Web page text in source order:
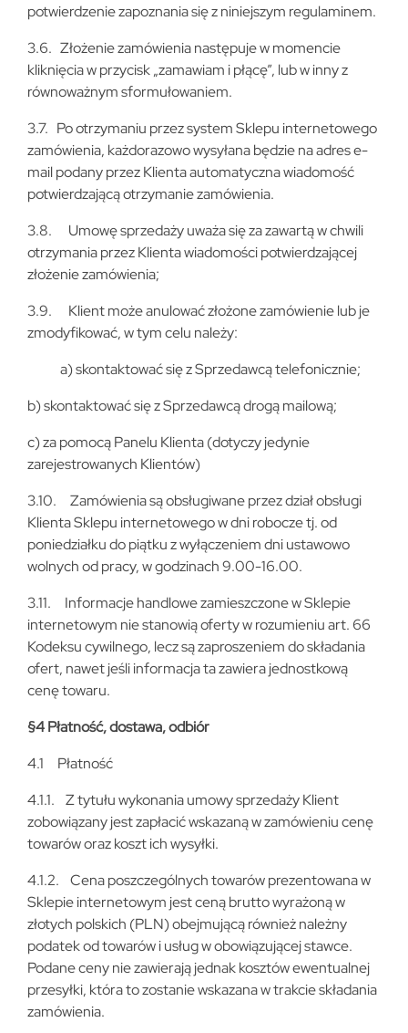
potwierdzenie zapoznania się z niniejszym regulaminem.
3.6. Złożenie zamówienia następuje w momencie
kliknięcia w przycisk „zamawiam i płącę”, lub w inny z
równoważnym sformułowaniem.
3.7. Po otrzymaniu przez system Sklepu internetowego
zamówienia, każdorazowo wysyłana będzie na adres e-
mail podany przez Klienta automatyczna wiadomość
potwierdzającą otrzymanie zamówienia.
3.8. Umowę sprzedaży uważa się za zawartą w chwili
otrzymania przez Klienta wiadomości potwierdzającej
złożenie zamówienia;
3.9. Klient może anulować złożone zamówienie lub je
zmodyfikować, w tym celu należy:
a) skontaktować się z Sprzedawcą telefonicznie;
b) skontaktować się z Sprzedawcą drogą mailową;
c) za pomocą Panelu Klienta (dotyczy jedynie
zarejestrowanych Klientów)
3.10. Zamówienia są obsługiwane przez dział obsługi
Klienta Sklepu internetowego w dni robocze tj. od
poniedziałku do piątku z wyłączeniem dni ustawowo
wolnych od pracy, w godzinach 9.00-16.00.
3.11. Informacje handlowe zamieszczone w Sklepie
internetowym nie stanowią oferty w rozumieniu art. 66
Kodeksu cywilnego, lecz są zaproszeniem do składania
ofert, nawet jeśli informacja ta zawiera jednostkową
cenę towaru.
§4 Płatność, dostawa, odbiór
4.1 Płatność
4.1.1. Z tytułu wykonania umowy sprzedaży Klient
zobowiązany jest zapłacić wskazaną w zamówieniu cenę
towarów oraz koszt ich wysyłki.
4.1.2. Cena poszczególnych towarów prezentowana w
Sklepie internetowym jest ceną brutto wyrażoną w
złotych polskich (PLN) obejmującą również należny
podatek od towarów i usług w obowiązującej stawce.
Podane ceny nie zawierają jednak kosztów ewentualnej
przesyłki, która to zostanie wskazana w trakcie składania
zamówienia.